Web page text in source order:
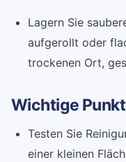
Lagern Sie
aufgerollt oder
trockenen Ort,
Wichtige
Testen Sie
einer kleinen